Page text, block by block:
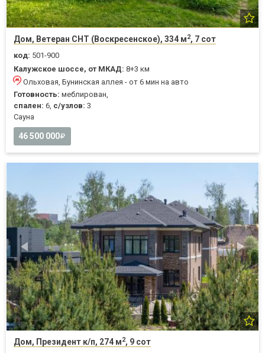
Дом, Ветеран СНТ (Воскресенское), 334 м2, 7 сот
код: 501-900
Калужское шоссе, от МКАД: 8+3 км
Ольховая, Бунинская аллея - от 6 мин на авто
Готовность: меблирован,
спален: 6, с/узлов: 3
Cауна
46 500 000
Дом, Президент к/п, 274 м2, 9 сот